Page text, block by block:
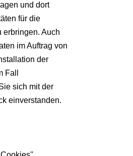
und dort
für die
erbringen. Auch
im Auftrag von
der
sich mit der
einverstanden.